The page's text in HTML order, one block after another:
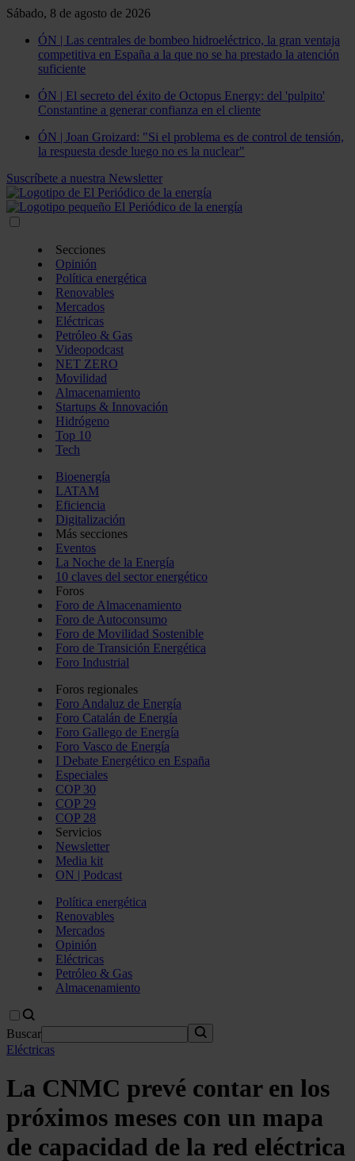
Sábado, 8 de agosto de 2026
ÓN | Las centrales de bombeo hidroeléctrico, la gran ventaja
competitiva en España a la que no se ha prestado la atención
suficiente
ÓN | El secreto del éxito de Octopus Energy: del 'pulpito'
Constantine a generar confianza en el cliente
ÓN | Joan Groizard: "Si el problema es de control de tensión,
la respuesta desde luego no es la nuclear"
Suscríbete a nuestra Newsletter
Secciones
Opinión
Política energética
Renovables
Mercados
Eléctricas
Petróleo & Gas
Videopodcast
NET ZERO
Movilidad
Almacenamiento
Startups & Innovación
Hidrógeno
Top 10
Tech
Bioenergía
LATAM
Eficiencia
Digitalización
Más secciones
Eventos
La Noche de la Energía
10 claves del sector energético
Foros
Foro de Almacenamiento
Foro de Autoconsumo
Foro de Movilidad Sostenible
Foro de Transición Energética
Foro Industrial
Foros regionales
Foro Andaluz de Energía
Foro Catalán de Energía
Foro Gallego de Energía
Foro Vasco de Energía
I Debate Energético en España
Especiales
COP 30
COP 29
COP 28
Servicios
Newsletter
Media kit
ON | Podcast
Política energética
Renovables
Mercados
Opinión
Eléctricas
Petróleo & Gas
Almacenamiento
Buscar
Eléctricas
La CNMC prevé contar en los
próximos meses con un mapa
de capacidad de la red eléctrica